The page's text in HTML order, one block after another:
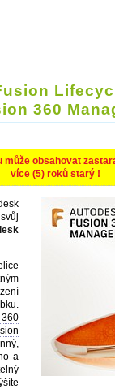
360
může obsahovat
více (5) roků starý !
a